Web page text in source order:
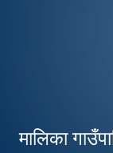
मालिका